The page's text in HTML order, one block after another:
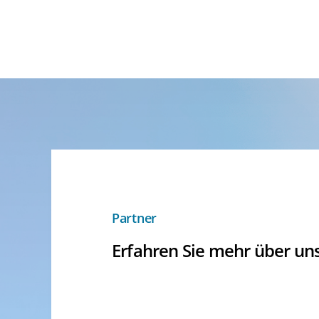
Partner
Erfahren Sie mehr über